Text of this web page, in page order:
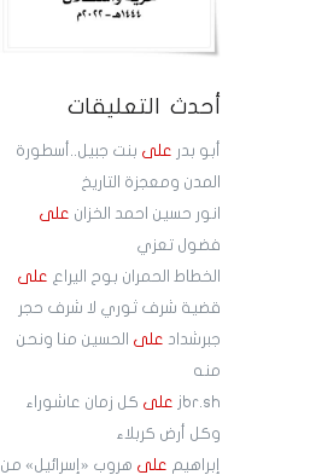
أحدث التعليقات
أبو بدر على بنت جبيل..أسطورة
المدن ومعجزة التاريخ
انور حسين احمد الخزان على
فضول تعزي
الخطاط الحمران بوح اليراع على
قضية شرف ثوري لا شرف حجر
جبرشداد على
الحسين منا ونحن
منه
jbr.sh على كل زمان عاشوراء
وكل أرض كربلاء
إبراهيم على هروب «إسرائيل» من